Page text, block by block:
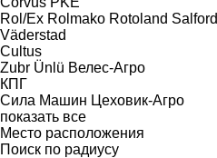
Rol/Ex Rolmako Rotoland Salford
Väderstad
Cultus
Zubr Ünlü Велес-Агро
КПГ
Сила Машин Цеховик-Агро
показать все
Место расположения
Поиск по радиусу